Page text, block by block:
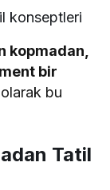
konseptleri
kopmadan,
bir
bu
Tatil